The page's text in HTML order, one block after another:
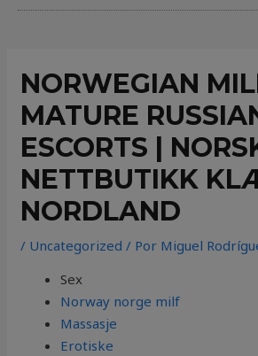
NORWEGIAN
MATURE
ESCORTS |
NETTBUTIKK
NORDLAND
/ Uncategorized / Por Miguel
Sex
Norway norge milf
Massasje
Erotiske